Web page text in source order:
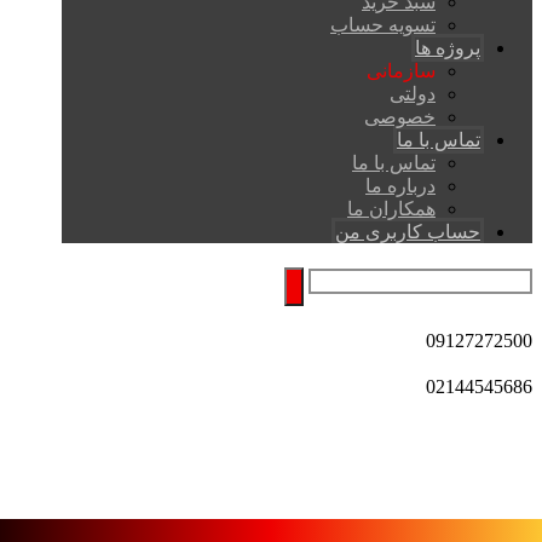
تسویه حساب
پروژه ها
سازمانی
دولتی
خصوصی
تماس با ما
تماس با ما
درباره ما
همکاران ما
حساب کاربری من
09127272500
02144545686